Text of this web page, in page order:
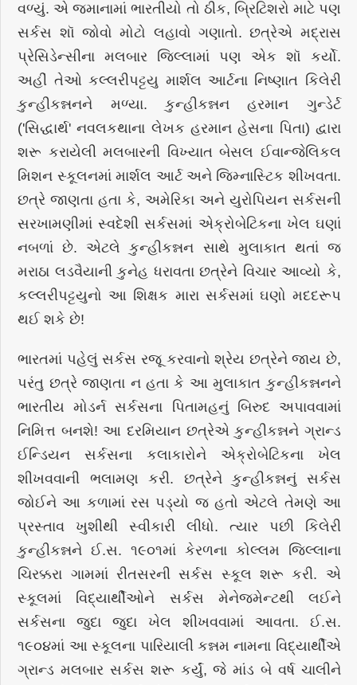
વળ્યું. એ જમાનામાં ભારતીયો તો ઠીક, બ્રિટિશરો માટે પણ
સર્કસ શૉ જોવો મોટો લહાવો ગણાતો. છત્રેએ મદ્રાસ
પ્રેસિડેન્સીના મલબાર જિલ્લામાં પણ એક શૉ કર્યો.
અહીં તેઓ કલ્લરીપટ્ટયુ માર્શલ આર્ટના નિષ્ણાત કિલેરી
કુન્હીકન્નનને મળ્યા. કુન્હીકન્નન હરમાન ગુન્ડેર્ટ
('સિદ્ધાર્થ' નવલકથાના લેખક હરમાન હેસના પિતા) દ્વારા
શરૂ કરાયેલી મલબારની વિખ્યાત બેસલ ઈવાન્જેલિકલ
મિશન સ્કૂલનમાં માર્શલ આર્ટ અને જિમ્નાસ્ટિક શીખવતા.
છત્રે જાણતા હતા કે, અમેરિકા અને યુરોપિયન સર્કસની
સરખામણીમાં સ્વદેશી સર્કસમાં એક્રોબેટિકના ખેલ ઘણાં
નબળાં છે. એટલે કુન્હીકન્નન સાથે મુલાકાત થતાં જ
મરાઠા લડવૈયાની કુનેહ ધરાવતા છત્રેને વિચાર આવ્યો કે,
કલ્લરીપટ્ટયુનો આ શિક્ષક મારા સર્કસમાં ઘણો મદદરૂપ
થઈ શકે છે!
ભારતમાં પહેલું સર્કસ રજૂ કરવાનો શ્રેય છત્રેને જાય છે,
પરંતુ છત્રે જાણતા ન હતા કે આ મુલાકાત કુન્હીકન્નનને
ભારતીય મોડર્ન સર્કસના પિતામહનું બિરુદ અપાવવામાં
નિમિત્ત બનશે! આ દરમિયાન છત્રેએ કુન્હીકન્નને ગ્રાન્ડ
ઈન્ડિયન સર્કસના કલાકારોને એક્રોબેટિકના ખેલ
શીખવવાની ભલામણ કરી. છત્રેને કુન્હીકન્નનું સર્કસ
જોઈને આ કળામાં રસ પડ્યો જ હતો એટલે તેમણે આ
પ્રસ્તાવ ખુશીથી સ્વીકારી લીધો. ત્યાર પછી કિલેરી
કુન્હીકન્નને ઈ.સ. ૧૯૦૧માં કેરળના કોલ્લમ જિલ્લાના
ચિરક્કરા ગામમાં રીતસરની સર્કસ સ્કૂલ શરૂ કરી. એ
સ્કૂલમાં વિદ્યાર્થીઓને સર્કસ મેનેજમેન્ટથી લઈને
સર્કસના જુદા જુદા ખેલ શીખવવામાં આવતા. ઈ.સ.
૧૯૦૪માં આ સ્કૂલના પારિયાલી કન્નમ નામના વિદ્યાર્થીએ
ગ્રાન્ડ મલબાર સર્કસ શરૂ કર્યું, જે માંડ બે વર્ષ ચાલીને